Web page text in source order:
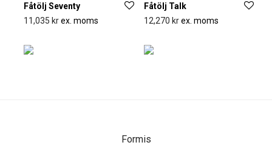
Fåtölj Seventy
11,035 krex. moms
Fåtölj Talk
12,270 krex. moms
Formis